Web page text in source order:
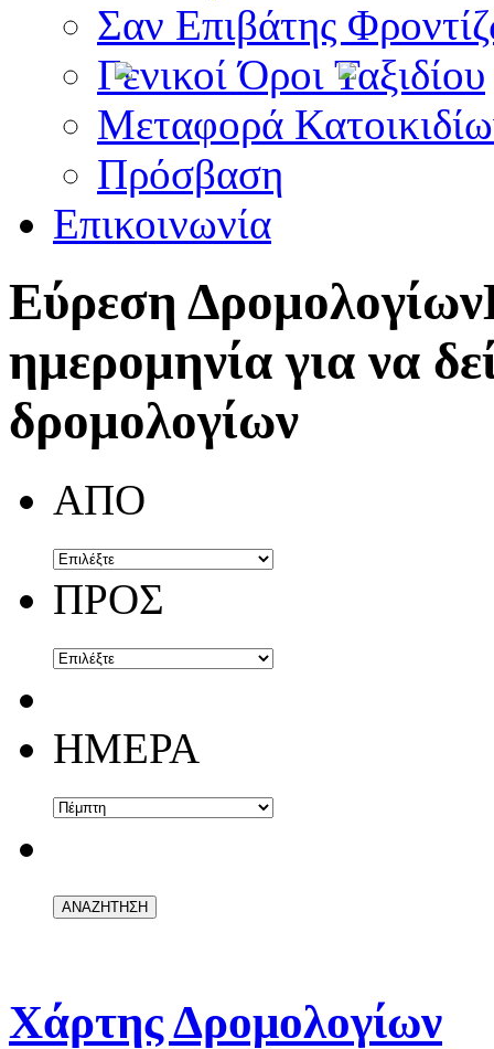
Σαν Επιβάτης
Γενικοί Όροι Ταξιδίου
Μεταφορά
Πρόσβαση
Επικοινωνία
Εύρεση Δρομολογίων
ημερομηνία για να
δρομολογίων
ΑΠΟ
ΠΡΟΣ
ΗΜΕΡΑ
Χάρτης Δρομολογίων